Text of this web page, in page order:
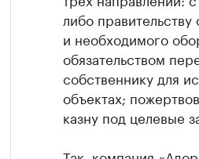
либо
и необходимого
обязательством
собственнику для
объектах;
казну под целевые